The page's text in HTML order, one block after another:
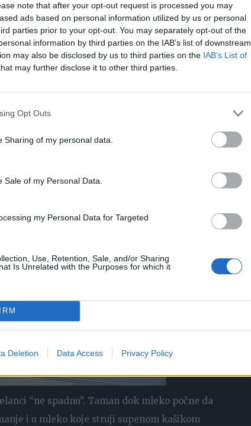
note that after your opt-out request is processed you may
ads based on personal information utilized by us or personal
parties prior to your opt-out. You may separately opt-out of the
information by third parties on the IAB’s list of downstream
may also be disclosed by us to third parties on the IAB’s List of
may further disclose it to other third parties.
Opt Outs
Sharing of my personal data.
of my Personal Data.
my Personal Data for Targeted
Use, Retention, Sale, and/or Sharing
Is Unrelated with the Purposes for which it
Deletion Data Access Privacy Policy
šećera – 2 pune kašike brašna Priprema:
dnom i uključiti ringlu na srednju jačinu. Dok
“ne spadnu”. Taman dok mleko počne da
i u mleko koje struji supenom kašikom